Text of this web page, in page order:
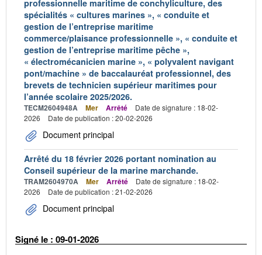
professionnelle maritime de conchyliculture, des
spécialités « cultures marines », « conduite et
gestion de l’entreprise maritime
commerce/plaisance professionnelle », « conduite et
gestion de l’entreprise maritime pêche »,
« électromécanicien marine », « polyvalent navigant
pont/machine » de baccalauréat professionnel, des
brevets de technicien supérieur maritimes pour
l’année scolaire 2025/2026.
TECM2604948A Mer Arrêté
Date de signature : 18-02-
2026
Date de publication : 20-02-2026
Document principal
Arrêté du 18 février 2026 portant nomination au
Conseil supérieur de la marine marchande.
TRAM2604970A Mer Arrêté
Date de signature : 18-02-
2026
Date de publication : 21-02-2026
Document principal
Signé le : 09-01-2026